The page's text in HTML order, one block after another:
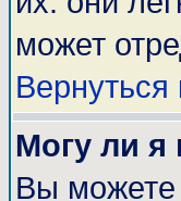
может
Вернуться
Могу ли я
Вы можете